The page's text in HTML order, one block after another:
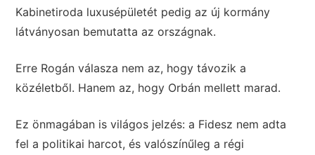
Kabinetiroda luxusépületét pedig az új kormány
látványosan bemutatta az országnak.
Erre Rogán válasza nem az, hogy távozik a
közéletből. Hanem az, hogy Orbán mellett marad.
Ez önmagában is világos jelzés: a Fidesz nem adta
fel a politikai harcot, és valószínűleg a régi